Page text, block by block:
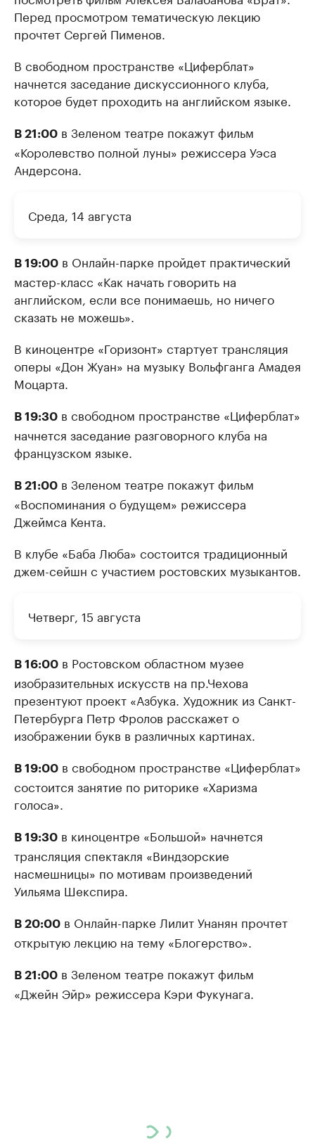
Перед просмотром тематическую лекцию
прочтет Сергей Пименов.
В свободном пространстве «Циферблат»
начнется заседание дискуссионного клуба,
которое будет проходить на английском языке.
В 21:00 в Зеленом театре покажут фильм
«Королевство полной луны» режиссера Уэса
Андерсона.
Среда, 14 августа
В 19:00 в Онлайн-парке пройдет практический
мастер-класс «Как начать говорить на
английском, если все понимаешь, но ничего
сказать не можешь».
В киноцентре «Горизонт» стартует трансляция
оперы «Дон Жуан» на музыку Вольфганга Амадея
Моцарта.
В 19:30 в свободном пространстве «Циферблат»
начнется заседание разговорного клуба на
французском языке.
В 21:00 в Зеленом театре покажут фильм
«Воспоминания о будущем» режиссера
Джеймса Кента.
В клубе «Баба Люба» состоится традиционный
джем-сейшн с участием ростовских музыкантов.
Четверг, 15 августа
В 16:00 в Ростовском областном музее
изобразительных искусств на пр.Чехова
презентуют проект «Азбука. Художник из Санкт-
Петербурга Петр Фролов расскажет о
изображении букв в различных картинах.
В 19:00 в свободном пространстве «Циферблат»
состоится занятие по риторике «Харизма
голоса».
В 19:30 в киноцентре «Большой» начнется
трансляция спектакля «Виндзорские
насмешницы» по мотивам произведений
Уильяма Шекспира.
В 20:00 в Онлайн-парке Лилит Унанян прочтет
открытую лекцию на тему «Блогерство».
В 21:00 в Зеленом театре покажут фильм
«Джейн Эйр» режиссера Кэри Фукунага.